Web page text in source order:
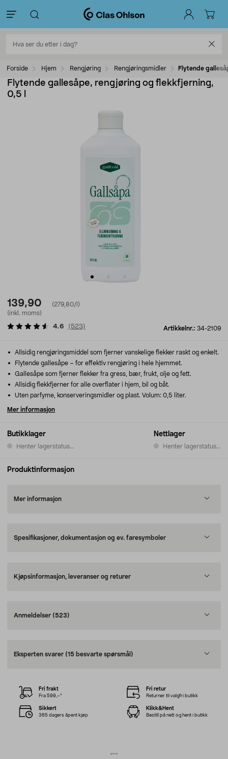
Forside Hjem Rengjøring Rengjøringsmidler Flytende
Flytende gallesåpe, rengjøring og flekkfjerning,
0,5 l
139,90
(279,80/l)
(inkl. moms)
Artikkelnr.: 34-2109
4.6 ( 523)
Butikklager
Henter lagerstatus...
Nettlager
Henter lagerstatus...
Allsidig rengjøringsmiddel som fjerner vanskelige flekker raskt og enkelt.
Flytende gallesåpe – for effektiv rengjøring i hele hjemmet.
Gallesåpe som fjerner flekker fra gress, bær, frukt, olje og fett.
Allsidig flekkfjerner for alle overflater i hjem, bil og båt.
Uten parfyme, konserveringsmidler og plast. Volum: 0,5 liter.
Mer informasjon
Produktinformasjon
Mer informasjon
Spesifikasjoner, dokumentasjon og ev. faresymboler
Kjøpsinformasjon, leveranser og returer
Anmeldelser (523)
Eksperten svarer (15 besvarte spørsmål)
Fri frakt
Fra 599,–*
Fri retur
Returner til valgfri butikk
Sikkert
365 dagers åpent kjøp
Klikk&Hent
Bestill på nett og hent i butikk